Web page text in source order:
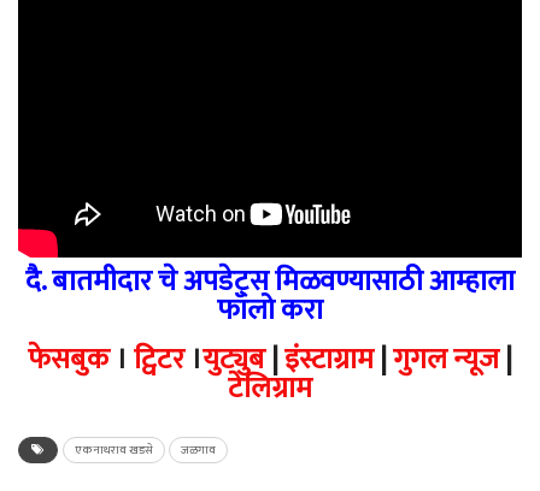
दै. बातमीदार चे अपडेट्स मिळवण्यासाठी आम्हाला
फॉलो करा
फेसबुक। ट्विटर।युट्युब|इंस्टाग्राम|गुगल न्यूज|
टेलिग्राम
एकनाथराव खडसे जळगाव